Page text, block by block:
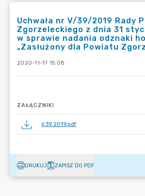
Uchwała nr V/39/2019 Rady
Zgorzeleckiego z dnia 31
w sprawie nadania odznaki
„Zasłużony dla Powiatu
2020-11-17 15:08
ZAŁĄCZNIKI
V.39.2019.pdf
DRUKUJ ZAPISZ DO PDF